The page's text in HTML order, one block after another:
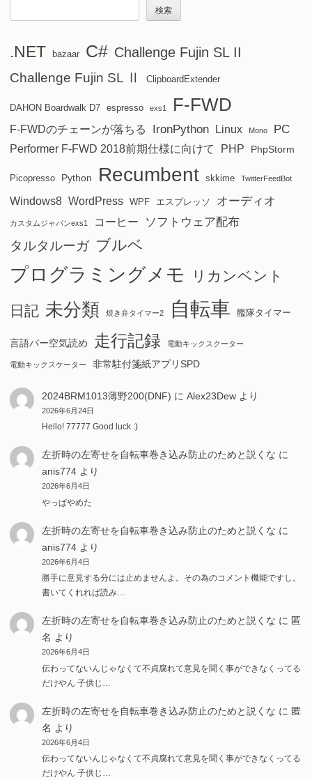
検索
.NET bazaar C# Challenge Fujin SL II
Challenge Fujin SL Ⅱ ClipboardExtender
DAHON Boardwalk D7 espresso exs1 F-FWD
F-FWDのチェーンが落ちる IronPython Linux Mono PC
Performer F-FWD 2018前期仕様に向けて PHP PhpStorm
Picopresso Python Recumbent skkime TwitterFeedBot
Windows8 WordPress WPF エスプレッソ オーディオ
カスタムジャパンexs1 コーヒー ソフトウェア配布
タルタルーガ ブルベ
プログラミングメモ リカンベント
日記 未分類 焼き弁タイマー2 自転車 艦隊タイマー
言語バー空気読め 走行記録 電動キックスクーター
電動キックスケーター 非常駐付箋紙アプリSPD
2024BRM1013薄野200(DNF) に Alex23Dewより
2026年6月24日
Hello! 77777 Good luck :)
左折時の左寄せを自転車巻き込み防止のためと説くな に
anis774より
2026年6月4日
やっぱやめた
左折時の左寄せを自転車巻き込み防止のためと説くな に
anis774より
2026年6月4日
勝手に意見する分には止めませんよ。その為のコメント機能ですし。
書いてくれれば読み…
左折時の左寄せを自転車巻き込み防止のためと説くな に 匿
名 より
2026年6月4日
伝わってないんじゃなくて不貞腐れて意見を聞く事ができなくってる
だけやん 子供じ…
左折時の左寄せを自転車巻き込み防止のためと説くな に 匿
名 より
2026年6月4日
伝わってないんじゃなくて不貞腐れて意見を聞く事ができなくってる
だけやん 子供じ…